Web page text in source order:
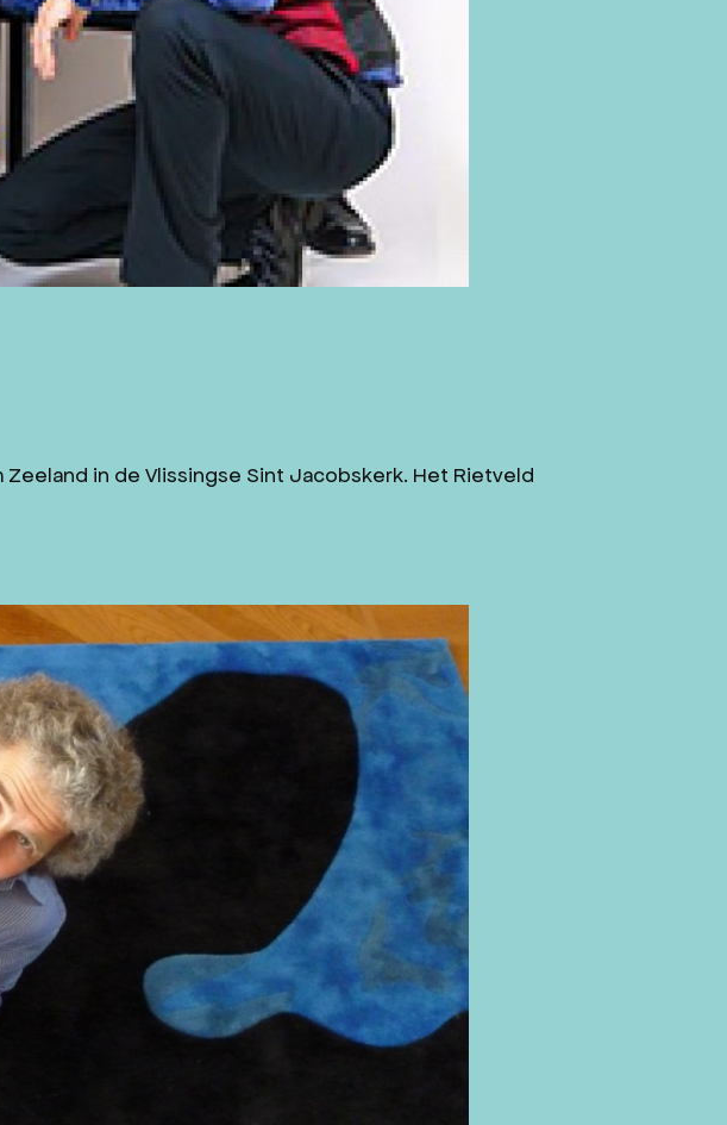
in de Vlissingse Sint Jacobskerk. Het Rietveld